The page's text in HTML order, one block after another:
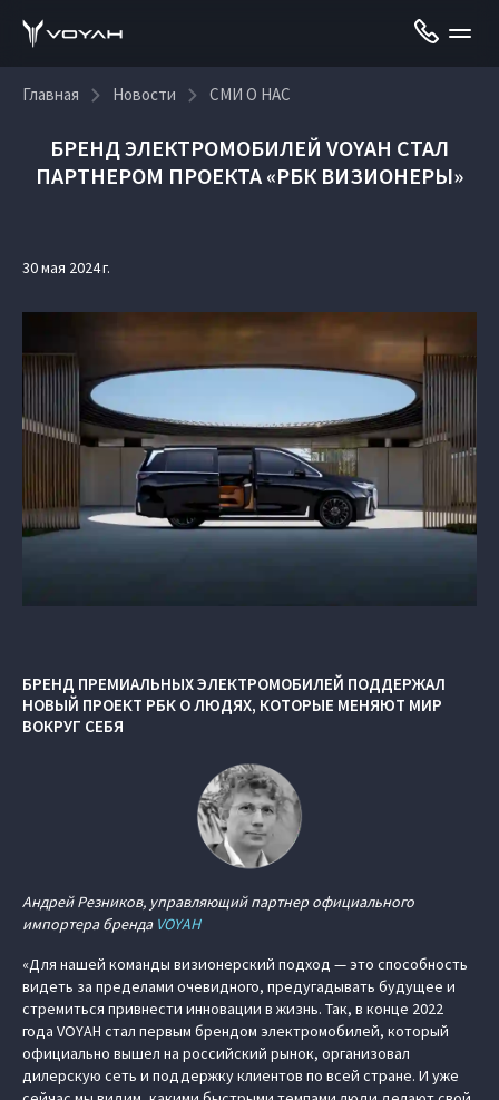
Главная Новости СМИ О НАС
БРЕНД ЭЛЕКТРОМОБИЛЕЙ VOYAH СТАЛ
ПАРТНЕРОМ ПРОЕКТА «РБК ВИЗИОНЕРЫ»
30 мая 2024 г.
БРЕНД ПРЕМИАЛЬНЫХ ЭЛЕКТРОМОБИЛЕЙ ПОДДЕРЖАЛ
НОВЫЙ ПРОЕКТ РБК О ЛЮДЯХ, КОТОРЫЕ МЕНЯЮТ МИР
ВОКРУГ СЕБЯ
Андрей Резников, управляющий партнер официального
импортера бренда VOYAH
«Для нашей команды визионерский подход — это способность
видеть за пределами очевидного, предугадывать будущее и
стремиться привнести инновации в жизнь. Так, в конце 2022
года VOYAH стал первым брендом электромобилей, который
официально вышел на российский рынок, организовал
дилерскую сеть и поддержку клиентов по всей стране. И уже